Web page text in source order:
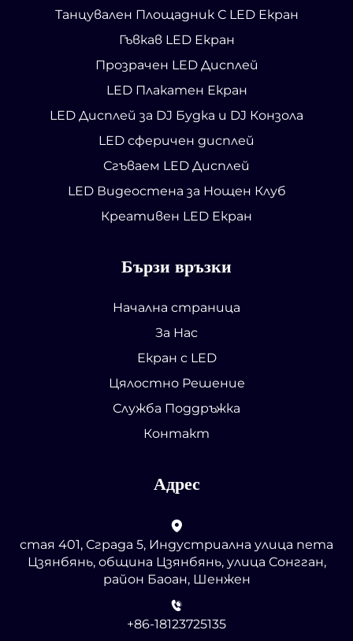
Танцувален Площадник С LED Екран
Гъвкав LED Екран
Прозрачен LED Дисплей
LED Плакатен Екран
LED Дисплей за DJ Будка и DJ Конзола
LED сферичен дисплей
Сгъваем LED Дисплей
LED Видеостена за Нощен Клуб
Креативен LED Екран
Бързи връзки
Начална страница
За Нас
Екран с LED
Цялостно Решение
Служба Поддръжка
Контакт
Адрес
стая 401, Сграда 5, Индустриална улица пета
Цзянбянь, община Цзянбянь, улица Сонгган,
район Баоан, Шенжен
+86-18123725135